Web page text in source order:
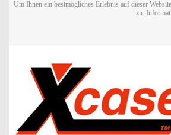
Um Ihnen ein bestmögliches Erlebnis auf dieser
zu.